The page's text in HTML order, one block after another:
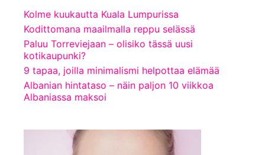
Kolme kuukautta Kuala Lumpurissa
Kodittomana maailmalla reppu selässä
Paluu Torreviejaan – olisiko tässä uusi
kotikaupunki?
9 tapaa, joilla minimalismi helpottaa elämää
Albanian hintataso – näin paljon 10 viikkoa
Albaniassa maksoi